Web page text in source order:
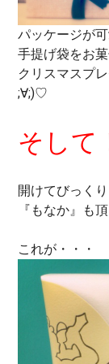
パッケージが
手提げ袋をお
クリスマスプ
;∀;)♡
そして
開けてびっくり
『もなか』も
これが・・・